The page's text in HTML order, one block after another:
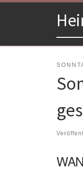
Zum Inhalt springen